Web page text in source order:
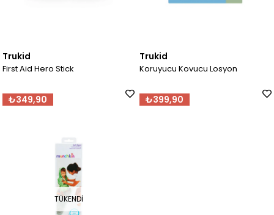
Trukid
First Aid Hero Stick
₺349,90
Trukid
Koruyucu Kovucu Losyon
₺399,90
TÜKENDI